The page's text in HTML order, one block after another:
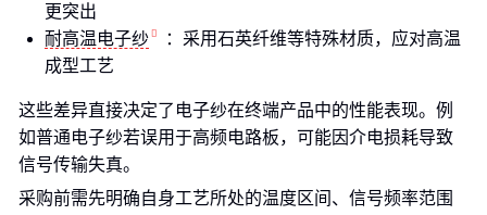
更突出
耐高温电子纱
：采用石英纤维等特殊材质，应对高温
成型工艺
这些差异直接决定了电子纱在终端产品中的性能表现。例
如普通电子纱若误用于高频电路板，可能因介电损耗导致
信号传输失真。
采购前需先明确自身工艺所处的温度区间、信号频率范围